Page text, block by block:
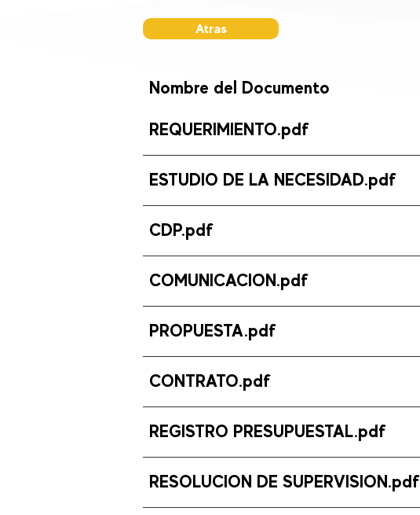
Atras
Nombre del Documento
REQUERIMIENTO.pdf
ESTUDIO DE LA NECESIDAD.pdf
CDP.pdf
COMUNICACION.pdf
PROPUESTA.pdf
CONTRATO.pdf
REGISTRO PRESUPUESTAL.pdf
RESOLUCION DE SUPERVISION.pdf